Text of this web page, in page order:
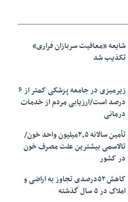
شایعه «معافیت سربازان فراری»
تکذیب شد
زیرمیزی در جامعه پزشکی کمتر از ۶
درصد است/ارزیابی مردم از خدمات
درمانی
تأمین سالانه ۲٫۵میلیون واحد خون/
تالاسمی بیشترین علت مصرف‌ خون
در کشور
کاهش ۵۲درصدی تجاوز به اراضی و
املاک در ۵ سال گذشته